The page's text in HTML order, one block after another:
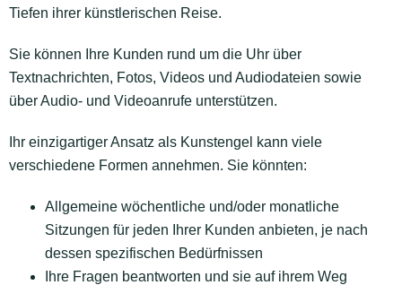
Tiefen ihrer künstlerischen Reise.
Sie können Ihre Kunden rund um die Uhr über
Textnachrichten, Fotos, Videos und Audiodateien sowie
über Audio- und Videoanrufe unterstützen.
Ihr einzigartiger Ansatz als Kunstengel kann viele
verschiedene Formen annehmen. Sie könnten:
Allgemeine wöchentliche und/oder monatliche
Sitzungen für jeden Ihrer Kunden anbieten, je nach
dessen spezifischen Bedürfnissen
Ihre Fragen beantworten und sie auf ihrem Weg